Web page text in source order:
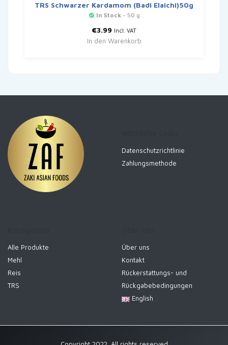
TRS Schwarzer Kardamom (Badi Elaichi)50g
In Stock- 50 g
€3.99 Incl. VAT
In den Warenkorb
Datenschutzrichtlinie
Zahlungsmethode
Alle Produkte
Mehl
Reis
TRS
Über uns
Kontakt
Rückerstattungs- und
Rückgabebedingungen
English